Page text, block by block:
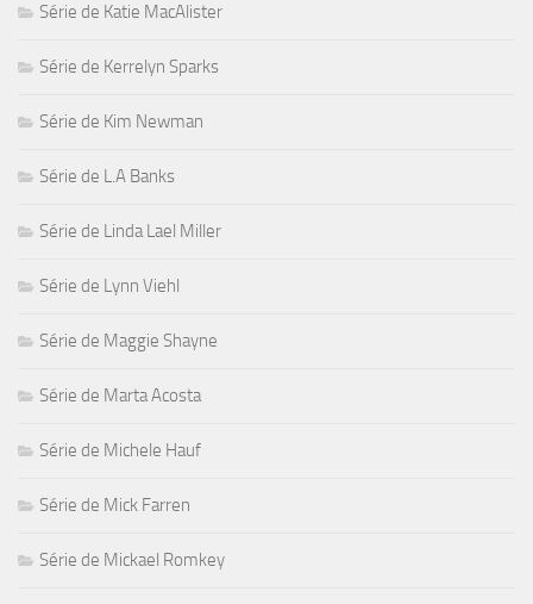
Série de Katie MacAlister
Série de Kerrelyn Sparks
Série de Kim Newman
Série de L.A Banks
Série de Linda Lael Miller
Série de Lynn Viehl
Série de Maggie Shayne
Série de Marta Acosta
Série de Michele Hauf
Série de Mick Farren
Série de Mickael Romkey